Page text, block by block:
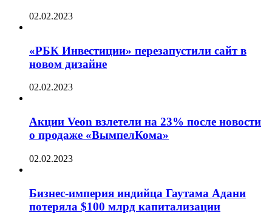
02.02.2023
«РБК Инвестиции» перезапустили сайт в
новом дизайне
02.02.2023
Акции Veon взлетели на 23% после новости
о продаже «ВымпелКома»
02.02.2023
Бизнес-империя индийца Гаутама Адани
потеряла $100 млрд капитализации